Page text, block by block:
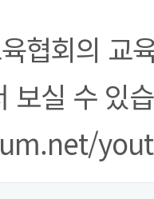
협회의 교
보실 수 있